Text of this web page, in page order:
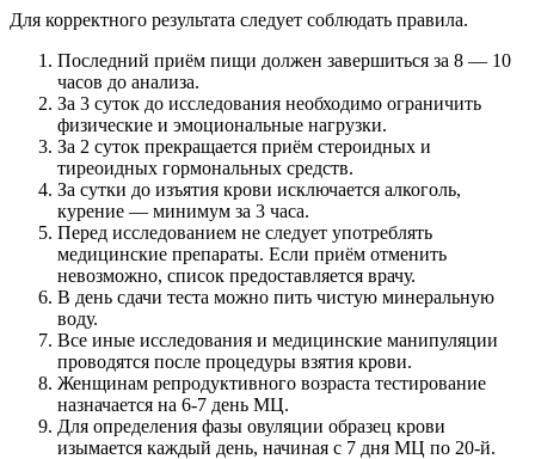
Для корректного результата следует соблюдать правила.
Последний приём пищи должен завершиться за 8 — 10
часов до анализа.
За 3 суток до исследования необходимо ограничить
физические и эмоциональные нагрузки.
За 2 суток прекращается приём стероидных и
тиреоидных гормональных средств.
За сутки до изъятия крови исключается алкоголь,
курение — минимум за 3 часа.
Перед исследованием не следует употреблять
медицинские препараты. Если приём отменить
невозможно, список предоставляется врачу.
В день сдачи теста можно пить чистую минеральную
воду.
Все иные исследования и медицинские манипуляции
проводятся после процедуры взятия крови.
Женщинам репродуктивного возраста тестирование
назначается на 6-7 день МЦ.
Для определения фазы овуляции образец крови
изымается каждый день, начиная с 7 дня МЦ по 20-й.